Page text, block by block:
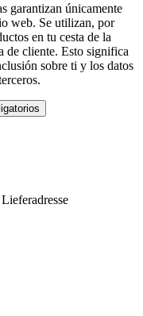
garantizan únicamente
web. Se utilizan, por
en tu cesta de la
de cliente. Esto significa
sobre ti y los datos